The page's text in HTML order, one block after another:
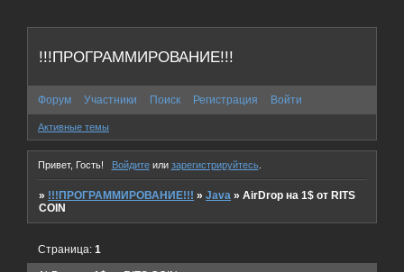
!!!ПРОГРАММИРОВАНИЕ!!!
Форум Участники Поиск Регистрация Войти
Активные темы
Привет, Гость! Войдитеили зарегистрируйтесь.
» !!!ПРОГРАММИРОВАНИЕ!!! »Java »AirDrop на 1$ от RITS
COIN
Страница:1